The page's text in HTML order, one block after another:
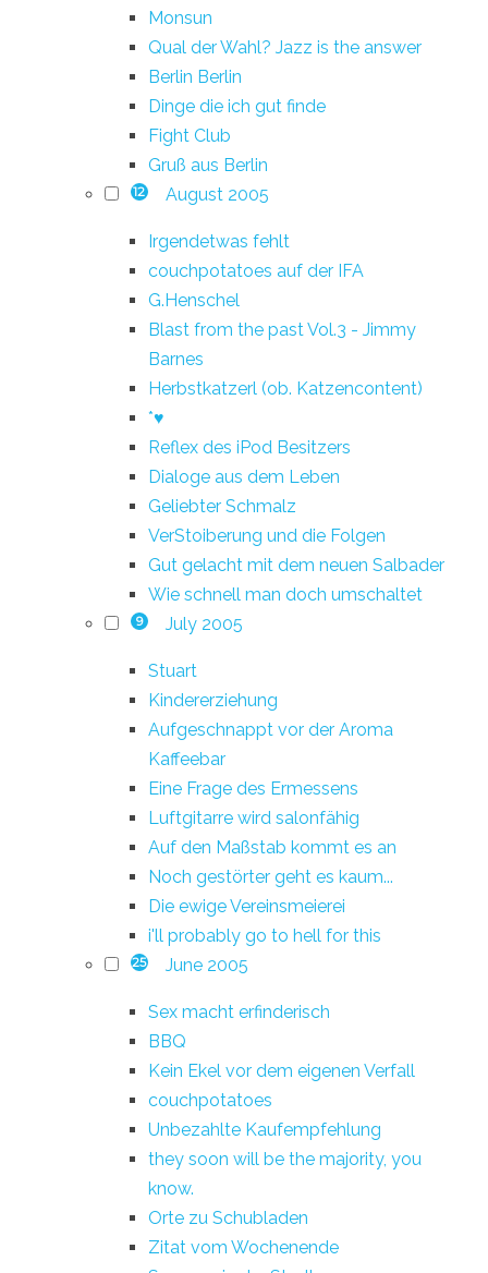
Monsun
Qual der Wahl? Jazz is the answer
Berlin Berlin
Dinge die ich gut finde
Fight Club
Gruß aus Berlin
12 August 2005
Irgendetwas fehlt
couchpotatoes auf der IFA
G.Henschel
Blast from the past Vol.3 - Jimmy
Barnes
Herbstkatzerl (ob. Katzencontent)
*♥
Reflex des iPod Besitzers
Dialoge aus dem Leben
Geliebter Schmalz
VerStoiberung und die Folgen
Gut gelacht mit dem neuen Salbader
Wie schnell man doch umschaltet
9 July 2005
Stuart
Kindererziehung
Aufgeschnappt vor der Aroma
Kaffeebar
Eine Frage des Ermessens
Luftgitarre wird salonfähig
Auf den Maßstab kommt es an
Noch gestörter geht es kaum...
Die ewige Vereinsmeierei
i'll probably go to hell for this
25 June 2005
Sex macht erfinderisch
BBQ
Kein Ekel vor dem eigenen Verfall
couchpotatoes
Unbezahlte Kaufempfehlung
they soon will be the majority, you
know.
Orte zu Schubladen
Zitat vom Wochenende